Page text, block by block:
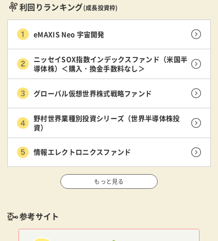
利回りランキング(成長投資枠)
eMAXIS Neo 宇宙開発
ニッセイSOX指数インデックスファンド（米国半
導体株）＜購入・換金手数料なし＞
グローバル仮想世界株式戦略ファンド
野村世界業種別投資シリーズ（世界半導体株投
資）
情報エレクトロニクスファンド
もっと見る
参考サイト